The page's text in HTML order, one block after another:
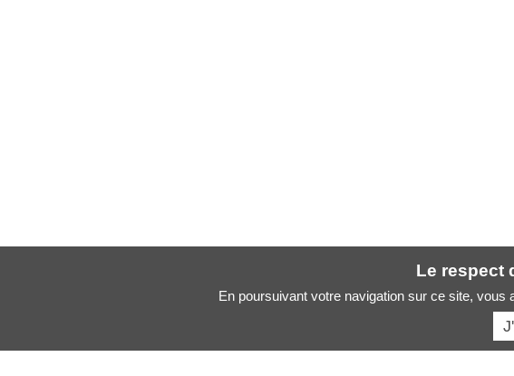
Le respect
En poursuivant votre navigation sur ce site,